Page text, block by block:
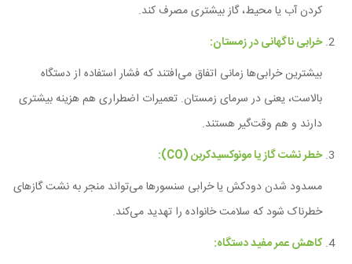
کردن آب یا محیط، گاز بیشتری مصرف کند.
خرابی ناگهانی در زمستان:
بیشترین خرابی‌ها زمانی اتفاق می‌افتند که فشار استفاده از دستگاه
بالاست، یعنی در سرمای زمستان. تعمیرات اضطراری هم هزینه بیشتری
دارند و هم وقت‌گیر هستند.
خطر نشت گاز یا مونوکسیدکربن (CO):
مسدود شدن دودکش یا خرابی سنسورها می‌تواند منجر به نشت گازهای
خطرناک شود که سلامت خانواده را تهدید می‌کند.
کاهش عمر مفید دستگاه: